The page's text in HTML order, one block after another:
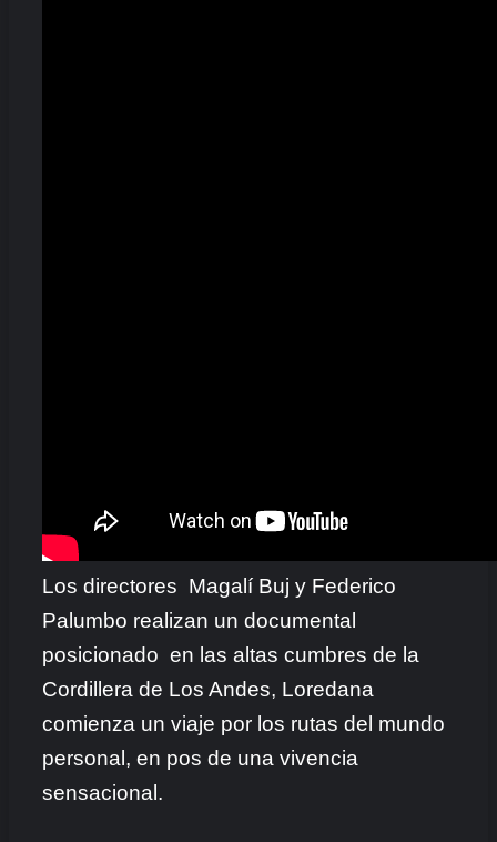
Los directores Magalí Buj y Federico
Palumbo realizan un documental
posicionado en las altas cumbres de la
Cordillera de Los Andes, Loredana
comienza un viaje por los rutas del mundo
personal, en pos de una vivencia
sensacional.